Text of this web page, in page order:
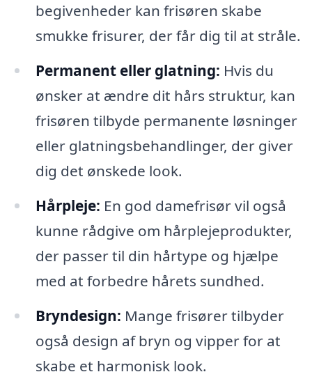
begivenheder kan frisøren skabe
smukke frisurer, der får dig til at stråle.
Permanent eller glatning: Hvis du
ønsker at ændre dit hårs struktur, kan
frisøren tilbyde permanente løsninger
eller glatningsbehandlinger, der giver
dig det ønskede look.
Hårpleje: En god damefrisør vil også
kunne rådgive om hårplejeprodukter,
der passer til din hårtype og hjælpe
med at forbedre hårets sundhed.
Bryndesign: Mange frisører tilbyder
også design af bryn og vipper for at
skabe et harmonisk look.